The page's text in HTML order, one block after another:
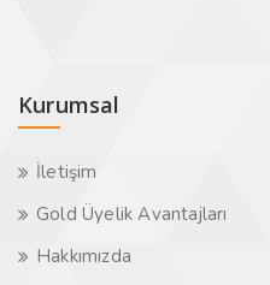
Kurumsal
İletişim
Gold Üyelik Avantajları
Hakkımızda